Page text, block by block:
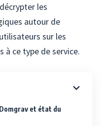
les
autour de
sur les
à ce type de service.
et état du